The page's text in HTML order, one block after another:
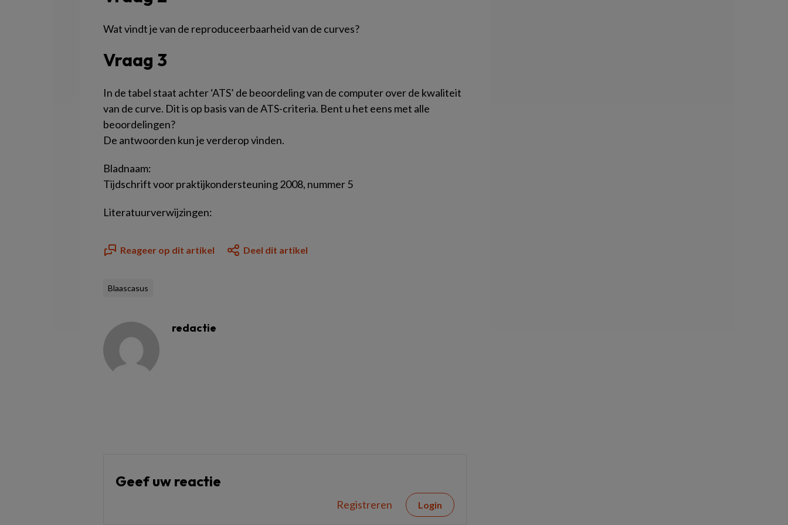
Wat vindt je van de reproduceerbaarheid van de curves?
Vraag 3
In de tabel staat achter ‘ATS’ de beoordeling van de computer over de kwaliteit
van de curve. Dit is op basis van de ATS-criteria. Bent u het eens met alle
beoordelingen?
De antwoorden kun je verderop vinden.
Bladnaam:
Tijdschrift voor praktijkondersteuning 2008, nummer 5
Literatuurverwijzingen:
Reageer op dit artikel Deel dit artikel
Blaascasus
redactie
Geef uw reactie
Registreren Login